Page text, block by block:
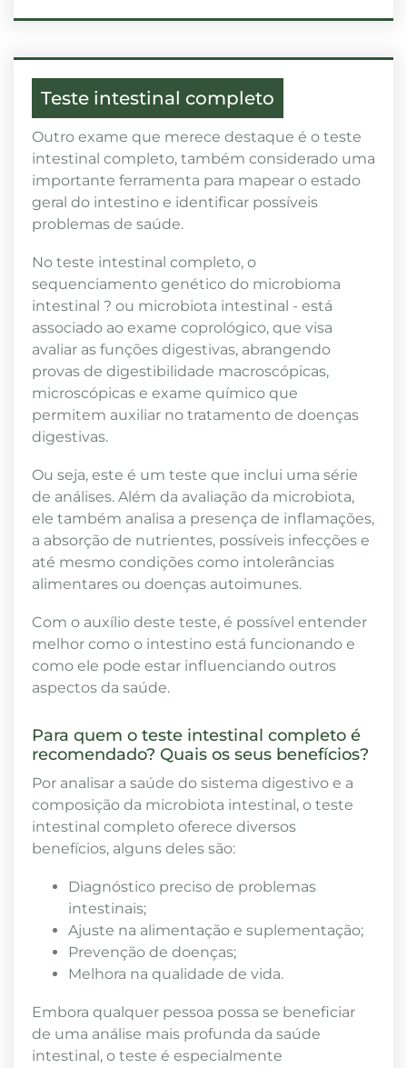
Teste intestinal completo
Outro exame que merece destaque é o teste
intestinal completo, também considerado uma
importante ferramenta para mapear o estado
geral do intestino e identificar possíveis
problemas de saúde.
No teste intestinal completo, o
sequenciamento genético do microbioma
intestinal ? ou microbiota intestinal - está
associado ao exame coprológico, que visa
avaliar as funções digestivas, abrangendo
provas de digestibilidade macroscópicas,
microscópicas e exame químico que
permitem auxiliar no tratamento de doenças
digestivas.
Ou seja, este é um teste que inclui uma série
de análises. Além da avaliação da microbiota,
ele também analisa a presença de inflamações,
a absorção de nutrientes, possíveis infecções e
até mesmo condições como intolerâncias
alimentares ou doenças autoimunes.
Com o auxílio deste teste, é possível entender
melhor como o intestino está funcionando e
como ele pode estar influenciando outros
aspectos da saúde.
Para quem o teste intestinal completo é
recomendado? Quais os seus benefícios?
Por analisar a saúde do sistema digestivo e a
composição da microbiota intestinal, o teste
intestinal completo oferece diversos
benefícios, alguns deles são:
Diagnóstico preciso de problemas
intestinais;
Ajuste na alimentação e suplementação;
Prevenção de doenças;
Melhora na qualidade de vida.
Embora qualquer pessoa possa se beneficiar
de uma análise mais profunda da saúde
intestinal, o teste é especialmente